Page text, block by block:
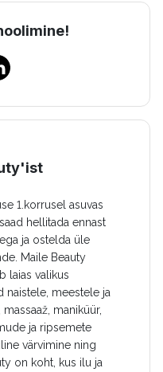
1.korrusel asuvas
hellitada ennast
ja ostelda üle
Maile Beauty
laias valikus
naistele, meestele ja
maniküür,
ja ripsemete
värvimine ning
on koht, kus ilu ja